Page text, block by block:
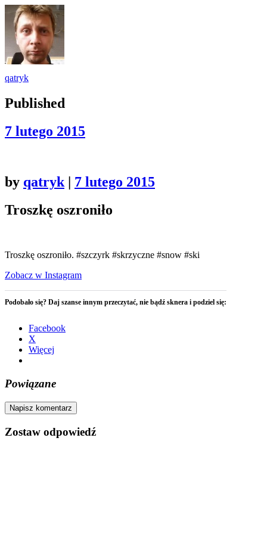
qatryk
Published
7 lutego 2015
by qatryk | 7 lutego 2015
Troszkę oszroniło
Troszkę oszroniło. #szczyrk #skrzyczne #snow #ski
Zobacz w Instagram
Podobało się? Daj szanse innym przeczytać, nie bądź sknera i podziel się:
Facebook
X
Więcej
Powiązane
Napisz komentarz
Zostaw odpowiedź